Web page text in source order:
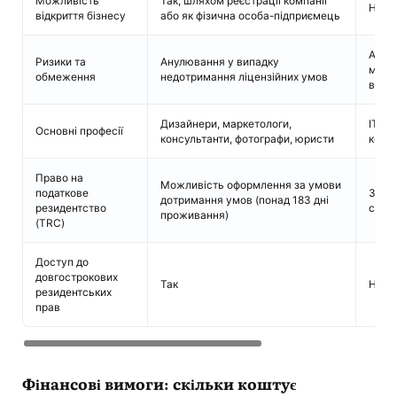
відкриття бізнесу
або як фізична особа-підприємець
Ні
Ризики та
обмеження
Анулювання у випадку
недотримання ліцензійних умов
Основні професії
Дизайнери, маркетологи,
консультанти, фотографи, юристи
IT-
Право на
податкове
резидентство
(TRC)
Можливість оформлення за умови
дотримання умов (понад 183 дні
проживання)
Доступ до
довгострокових
резидентських
прав
Так Ні
Фінансові вимоги: скільки коштує